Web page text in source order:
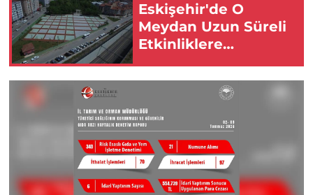
Eskişehir'de O
Meydan Uzun Süreli
Etkinliklere